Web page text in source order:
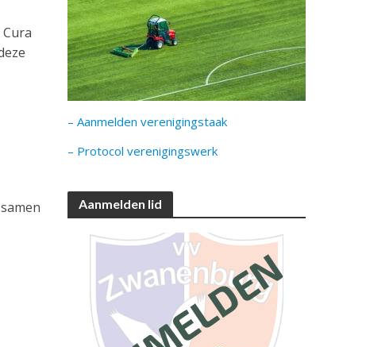
– Aanmelden verenigingstaak
– Protocol verenigingswerk
Aanmelden lid